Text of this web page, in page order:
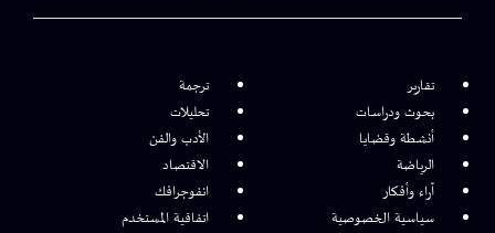
تقارير
ترجمة
بحوث ودراسات
تحليلات
أنشطة وقضايا
الأدب والفن
الرياضة
الاقتصاد
آراء وأفكار
انفوجرافك
سياسية الخصوصية
اتفاقية المستخدم